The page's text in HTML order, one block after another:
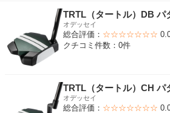
TRTL（タートル）DB パ
オデッセイ
総合評価： ☆☆☆☆☆☆☆
クチコミ件数：0件
TRTL（タートル）CH パ
オデッセイ
総合評価： ☆☆☆☆☆☆☆